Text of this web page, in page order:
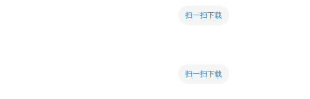
扫一扫下载
扫一扫下载